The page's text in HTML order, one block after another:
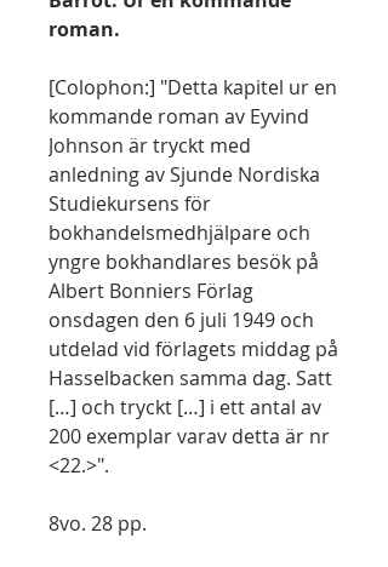
roman.
[Colophon:] "Detta kapitel ur en
kommande roman av Eyvind
Johnson är tryckt med
anledning av Sjunde Nordiska
Studiekursens för
bokhandelsmedhjälpare och
yngre bokhandlares besök på
Albert Bonniers Förlag
onsdagen den 6 juli 1949 och
utdelad vid förlagets middag på
Hasselbacken samma dag. Satt
[…] och tryckt […] i ett antal av
200 exemplar varav detta är nr
<22.>".
8vo. 28 pp.